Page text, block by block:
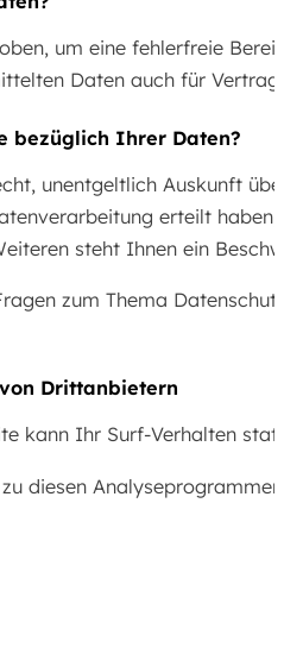
um eine fehlerfreie
Daten auch für
bezüglich Ihrer Daten?
unentgeltlich Auskunft
erteilt
steht Ihnen ein
zum Thema
Dritt­anbietern
kann Ihr Surf-Verhalten
diesen